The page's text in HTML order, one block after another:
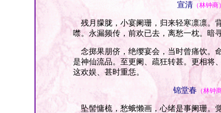
宣清 （林钟商
残月朦胧，小宴阑珊，归来轻寒凛凛。
噤。永漏频传，前欢已去，离愁一枕。暗
念掷果朋侪，绝缨宴会，当时曾痛饮。
是神仙流品。至更阑、疏狂转甚。更相将
这欢娱、甚时重恁。
锦堂春 （林钟
坠髻慵梳，愁蛾懒画，心绪是事阑珊。